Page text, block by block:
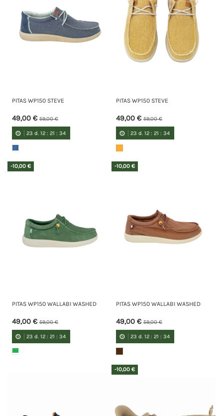
PITAS WP150 STEVE
49,00 €59,00 €
23 d. 12 :21 :34
PITAS WP150 STEVE
49,00 €59,00 €
23 d. 12 :21 :34
-10,00 €
PITAS WP150 WALLABI WASHED
49,00 €59,00 €
23 d. 12 :21 :34
-10,00 €
PITAS WP150 WALLABI WASHED
49,00 €59,00 €
23 d. 12 :21 :34
-10,00 €